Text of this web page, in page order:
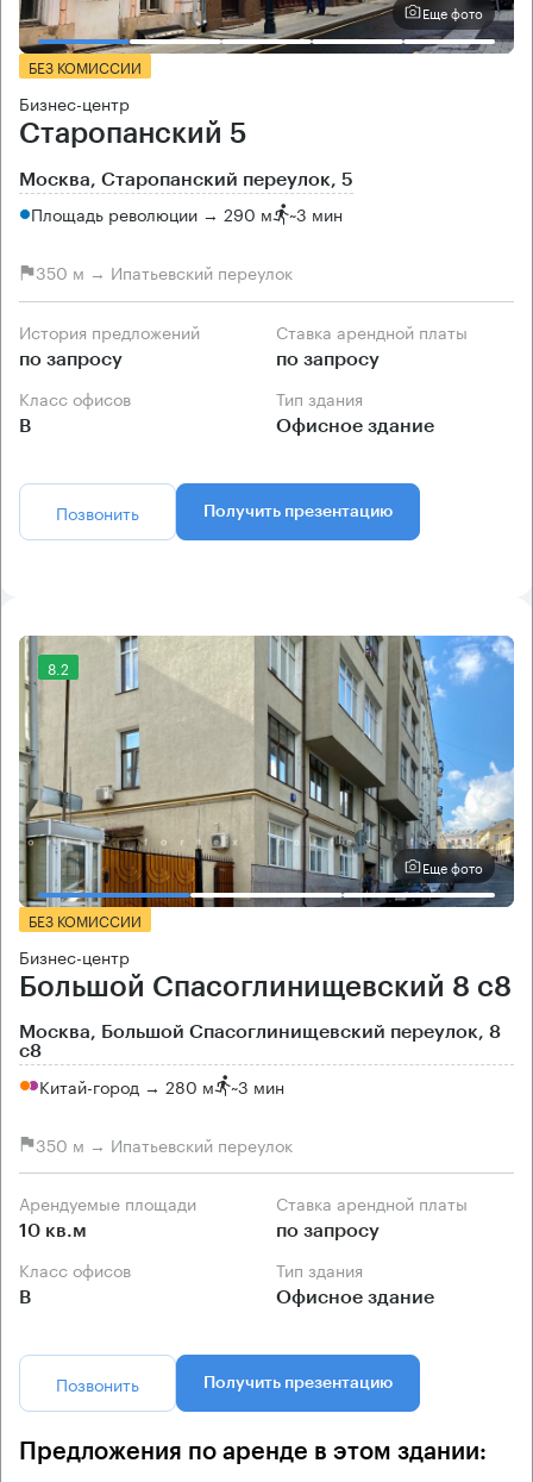
Еще фото
БЕЗ КОМИССИИ
Бизнес-центр
Старопанский 5
Москва, Старопанский переулок, 5
Площадь революции → 290 м ~3 мин
350 м → Ипатьевский переулок
История предложений
по запросу
Ставка арендной платы
по запросу
Класс офисов
B
Тип здания
Офисное здание
Позвонить Получить презентацию
8.2
Еще фото
БЕЗ КОМИССИИ
Бизнес-центр
Большой Спасоглинищевский 8 с8
Москва, Большой Спасоглинищевский переулок, 8
с8
Китай-город → 280 м ~3 мин
350 м → Ипатьевский переулок
Арендуемые площади
10 кв.м
Ставка арендной платы
по запросу
Класс офисов
B
Тип здания
Офисное здание
Позвонить Получить презентацию
Предложения по аренде в этом здании: